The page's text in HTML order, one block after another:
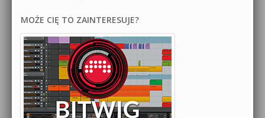
MOŻE CIĘ TO ZAINTERESUJE?